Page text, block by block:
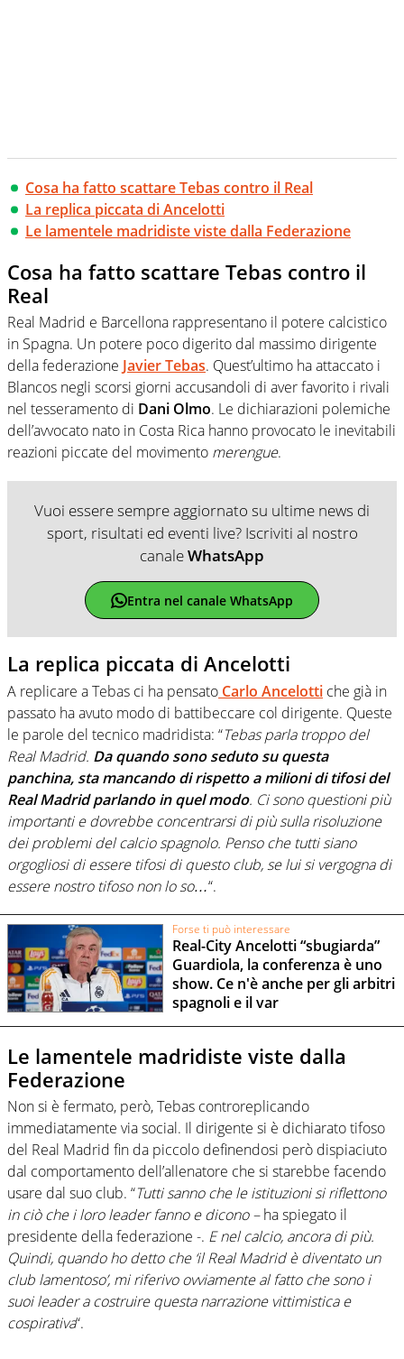
Cosa ha fatto scattare Tebas contro il Real
La replica piccata di Ancelotti
Le lamentele madridiste viste dalla Federazione
Cosa ha fatto scattare Tebas contro il
Real
Real Madrid e Barcellona rappresentano il potere calcistico
in Spagna. Un potere poco digerito dal massimo dirigente
della federazione Javier Tebas. Quest’ultimo ha attaccato i
Blancos negli scorsi giorni accusandoli di aver favorito i rivali
nel tesseramento di Dani Olmo. Le dichiarazioni polemiche
dell’avvocato nato in Costa Rica hanno provocato le inevitabili
reazioni piccate del movimento merengue.
Vuoi essere sempre aggiornato su ultime news di
sport, risultati ed eventi live? Iscriviti al nostro
canaleWhatsApp
Entra nel canale WhatsApp
La replica piccata di Ancelotti
A replicare a Tebas ci ha pensato Carlo Ancelotti che già in
passato ha avuto modo di battibeccare col dirigente. Queste
le parole del tecnico madridista: “Tebas parla troppo del
Real Madrid. Da quando sono seduto su questa
panchina, sta mancando di rispetto a milioni di tifosi del
Real Madrid parlando in quel modo. Ci sono questioni più
importanti e dovrebbe concentrarsi di più sulla risoluzione
dei problemi del calcio spagnolo. Penso che tutti siano
orgogliosi di essere tifosi di questo club, se lui si vergogna di
essere nostro tifoso non lo so…“.
Forse ti può interessare
Real-City Ancelotti “sbugiarda”
Guardiola, la conferenza è uno
show. Ce n'è anche per gli arbitri
spagnoli e il var
Le lamentele madridiste viste dalla
Federazione
Non si è fermato, però, Tebas controreplicando
immediatamente via social. Il dirigente si è dichiarato tifoso
del Real Madrid fin da piccolo definendosi però dispiaciuto
dal comportamento dell’allenatore che si starebbe facendo
usare dal suo club. “Tutti sanno che le istituzioni si riflettono
in ciò che i loro leader fanno e dicono –ha spiegato il
presidente della federazione -. E nel calcio, ancora di più.
Quindi, quando ho detto che ‘il Real Madrid è diventato un
club lamentoso’, mi riferivo ovviamente al fatto che sono i
suoi leader a costruire questa narrazione vittimistica e
cospirativa“.